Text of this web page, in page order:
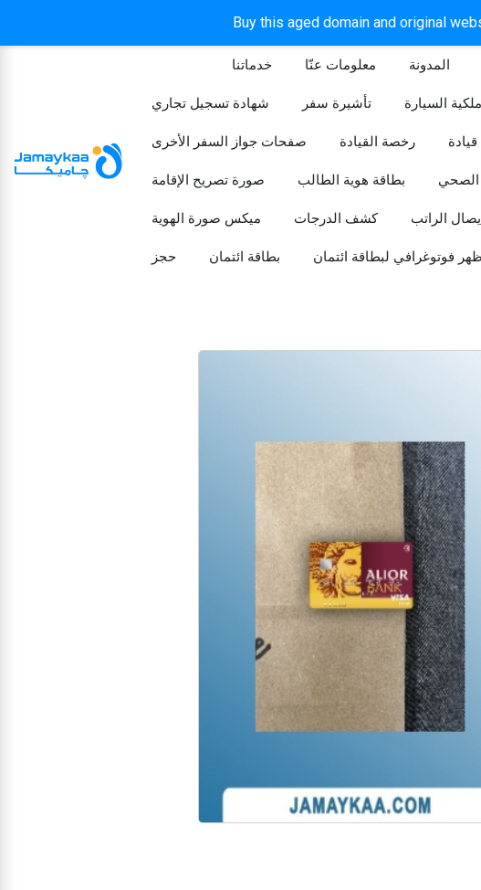
Buy this aged domain and original
خدماتنا معلومات عنّا المدونة
شهادة تسجيل تجاري تأشيرة سفر السيارة
صفحات جواز السفر الأخرى رخصة القيادة
صورة تصريح الإقامة بطاقة هوية الطالب الصحي
ميكس صورة الهوية كشف الدرجات الراتب
حجز بطاقة ائتمان فوتوغرافي لبطاقة ائتمان